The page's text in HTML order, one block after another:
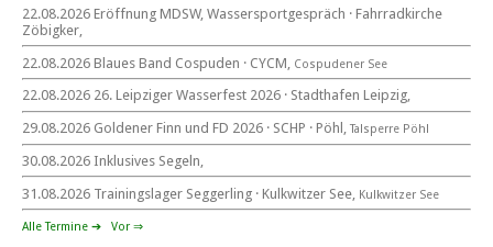
für alle Segler am See
Mitteldeutsche Segelwoche
22. – 30. August 2026 in Sachsen · Thüringen · Sachsen Anhalt
Goldener Finn und FD 2026
29. – 30. August 2026
beim SCHP auf der Talsperre Pöhl
22.08.2026 Eröffnung MDSW, Wassersportgespräch · Fahrradkirche
Zöbigker,
22.08.2026 Blaues Band Cospuden · CYCM,
Cospudener See
22.08.2026 26. Leipziger Wasserfest 2026 · Stadthafen Leipzig,
29.08.2026 Goldener Finn und FD 2026 · SCHP · Pöhl, Talsperre Pöhl
30.08.2026 Inklusives Segeln,
31.08.2026 Trainingslager Seggerling · Kulkwitzer See, Kulkwitzer See
Alle Termine ➔ Vor ⇒